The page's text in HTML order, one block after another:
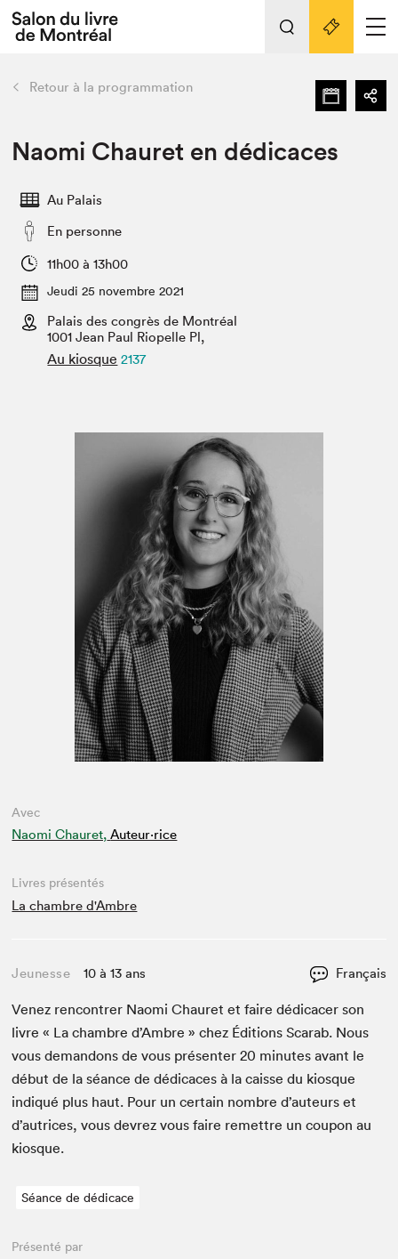
Espace exposant⋅e⋅s
Espace enseignant·e·s
L'événement
Préparer sa visite au Salon
Actualités
SLM PRO
retour Nos activités
Préparer sa visite
Salon au Palais
Projets partenaires
Liens pratiques
Retour à la programmation
Naomi Chauret en dédicaces
Au Palais
En personne
11h00 à 13h00
Jeudi 25 novembre 2021
Palais des congrès de Montréal
1001 Jean Paul Riopelle Pl,
Au kiosque 2137
Avec
Naomi Chauret, Auteur·rice
Livres présentés
La chambre d'Ambre
Jeunesse 10 à 13 ans Français
Venez ren­con­tr­er Nao­mi Chau­ret et faire dédi­cac­er son
livre « La cham­bre d’Am­bre » chez Édi­tions Scarab. Nous
vous deman­dons de vous présen­ter20 min­utes avant le
début de la séance de dédi­caces à la caisse du kiosque
indiqué plus haut. Pour un cer­tain nom­bre d’auteurs et
d’autrices, vous devrez vous faire remet­tre un coupon au
kiosque.
Séance de dédicace
Présenté par